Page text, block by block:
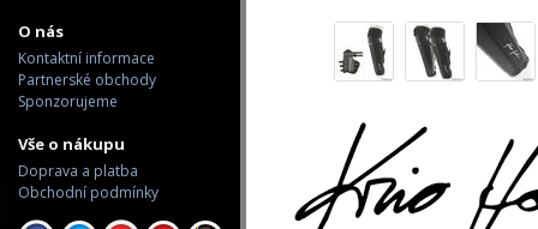
O nás
Kontaktní informace
Partnerské obchody
Sponzorujeme
Vše o nákupu
Doprava a platba
Obchodní podmínky